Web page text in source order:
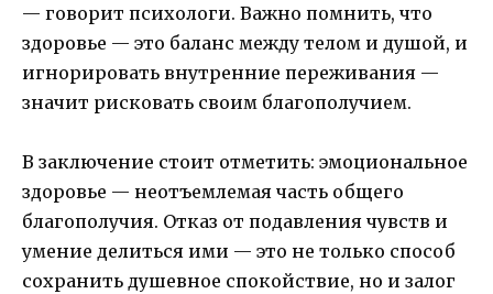
— говорит психологи. Важно помнить, что
здоровье — это баланс между телом и душой, и
игнорировать внутренние переживания —
значит рисковать своим благополучием.
В заключение стоит отметить: эмоциональное
здоровье — неотъемлемая часть общего
благополучия. Отказ от подавления чувств и
умение делиться ими — это не только способ
сохранить душевное спокойствие, но и залог